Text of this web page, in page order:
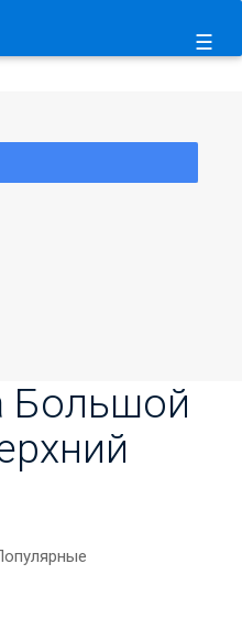
☰
Большой